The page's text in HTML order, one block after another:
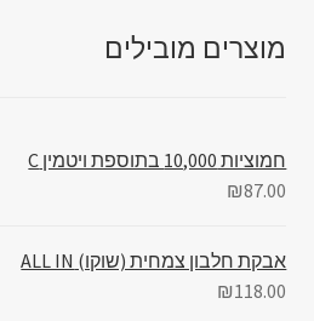
מוצרים מובילים
חמוציות 10,000 בתוספת ויטמין C
₪87.00
אבקת חלבון צמחית (שוקו) ALL IN
₪118.00